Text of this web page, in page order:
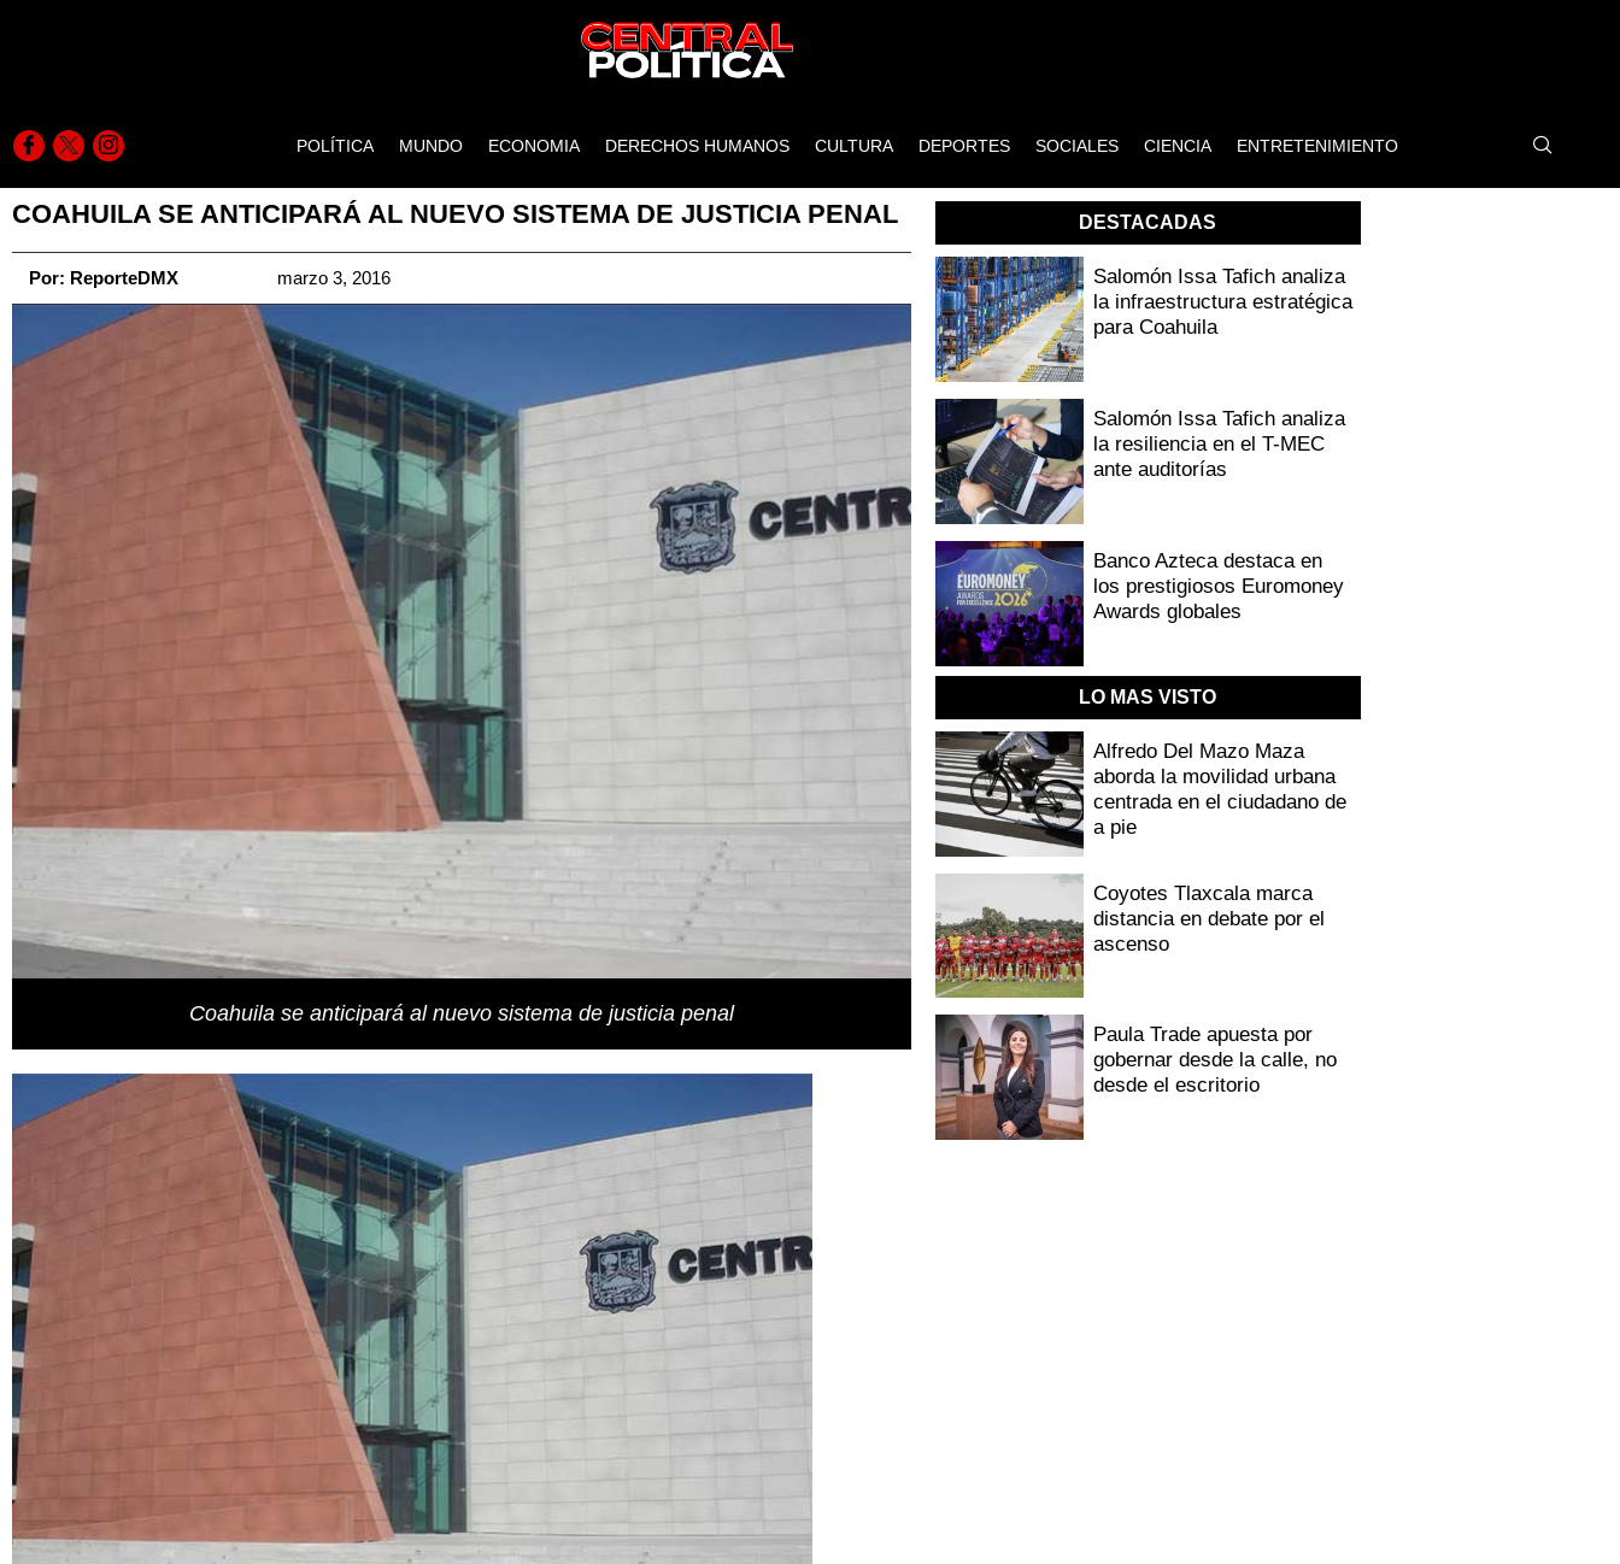
POLÍTICA MUNDO ECONOMIA DERECHOS HUMANOS CULTURA DEPORTES SOCIALES CIENCIA ENTRETENIMIENTO
COAHUILA SE ANTICIPARÁ AL NUEVO SISTEMA DE JUSTICIA PENAL
Por: ReporteDMX marzo 3, 2016
Coahuila se anticipará al nuevo sistema de justicia penal
DESTACADAS
Salomón Issa Tafich analiza
la infraestructura estratégica
para Coahuila
Salomón Issa Tafich analiza
la resiliencia en el T-MEC
ante auditorías
Banco Azteca destaca en
los prestigiosos Euromoney
Awards globales
LO MAS VISTO
Alfredo Del Mazo Maza
aborda la movilidad urbana
centrada en el ciudadano de
a pie
Coyotes Tlaxcala marca
distancia en debate por el
ascenso
Paula Trade apuesta por
gobernar desde la calle, no
desde el escritorio